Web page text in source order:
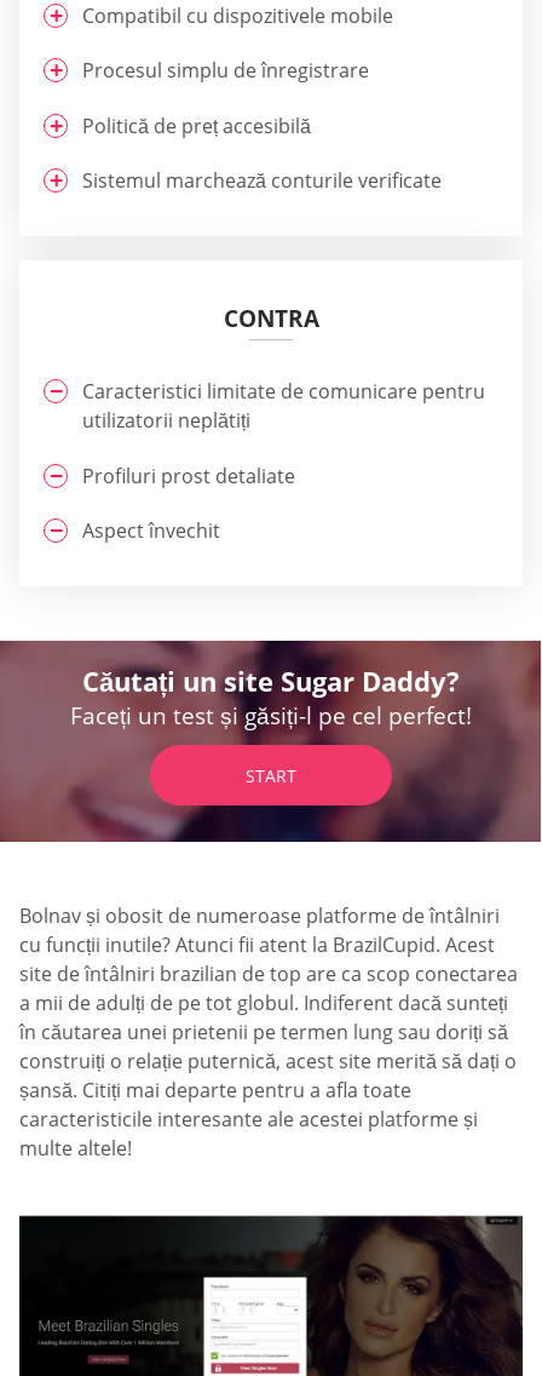
Compatibil cu dispozitivele mobile
Procesul simplu de înregistrare
Politică de preț accesibilă
Sistemul marchează conturile verificate
CONTRA
Caracteristici limitate de comunicare pentru
utilizatorii neplătiți
Profiluri prost detaliate
Aspect învechit
Căutați un site Sugar Daddy?
Faceți un test și găsiți-l pe cel perfect!
START
Bolnav și obosit de numeroase platforme de întâlniri
cu funcții inutile? Atunci fii atent la BrazilCupid. Acest
site de întâlniri brazilian de top are ca scop conectarea
a mii de adulți de pe tot globul. Indiferent dacă sunteți
în căutarea unei prietenii pe termen lung sau doriți să
construiți o relație puternică, acest site merită să dați o
șansă. Citiți mai departe pentru a afla toate
caracteristicile interesante ale acestei platforme și
multe altele!